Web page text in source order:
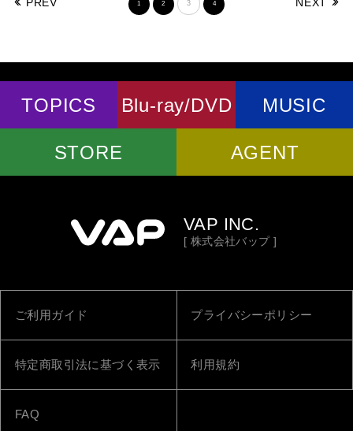
1 2 3 4
TOPICS Blu-ray/DVD MUSIC
STORE AGENT
VAP INC.
[ 株式会社バップ ]
ご利用ガイド プライバシーポリシー
特定商取引法に基づく表示 利用規約
FAQ